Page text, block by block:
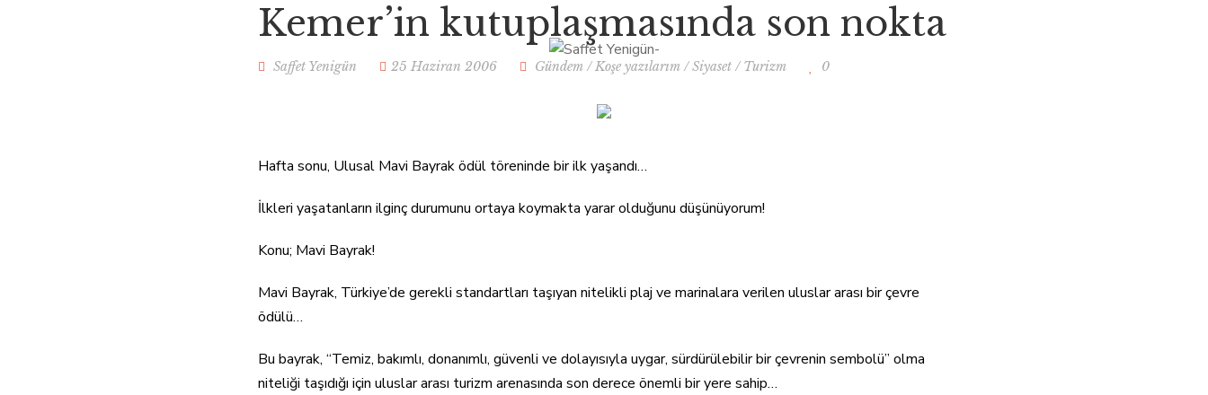
Kemer’in kutuplaşmasında son nokta
Saffet Yenigün 25 Haziran 2006 Gündem /Koşe yazılarım /Siyaset / Turizm 0
Hafta sonu, Ulusal Mavi Bayrak ödül töreninde bir ilk yaşandı…
İlkleri yaşatanların ilginç durumunu ortaya koymakta yarar olduğunu düşünüyorum!
Konu; Mavi Bayrak!
Mavi Bayrak, Türkiye’de gerekli standartları taşıyan nitelikli plaj ve marinalara verilen uluslar arası bir çevre
ödülü…
Bu bayrak, “Temiz, bakımlı, donanımlı, güvenli ve dolayısıyla uygar, sürdürülebilir bir çevrenin sembolü” olma
niteliği taşıdığı için uluslar arası turizm arenasında son derece önemli bir yere sahip…